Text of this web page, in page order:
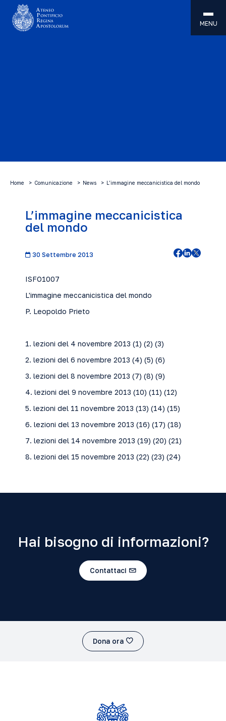
MENU
Home Comunicazione News L’immagine meccanicistica del mondo
L’immagine meccanicistica
del mondo
30 Settembre 2013
ISFO1007
L'immagine meccanicistica del mondo
P. Leopoldo Prieto
1. lezioni del 4 novembre 2013 (1) (2) (3)
2. lezioni del 6 novembre 2013 (4) (5) (6)
3. lezioni del 8 novembre 2013 (7) (8) (9)
4. lezioni del 9 novembre 2013 (10) (11) (12)
5. lezioni del 11 novembre 2013 (13) (14) (15)
6. lezioni del 13 novembre 2013 (16) (17) (18)
7. lezioni del 14 novembre 2013 (19) (20) (21)
8. lezioni del 15 novembre 2013 (22) (23) (24)
Hai bisogno di informazioni?
Contattaci
Dona ora